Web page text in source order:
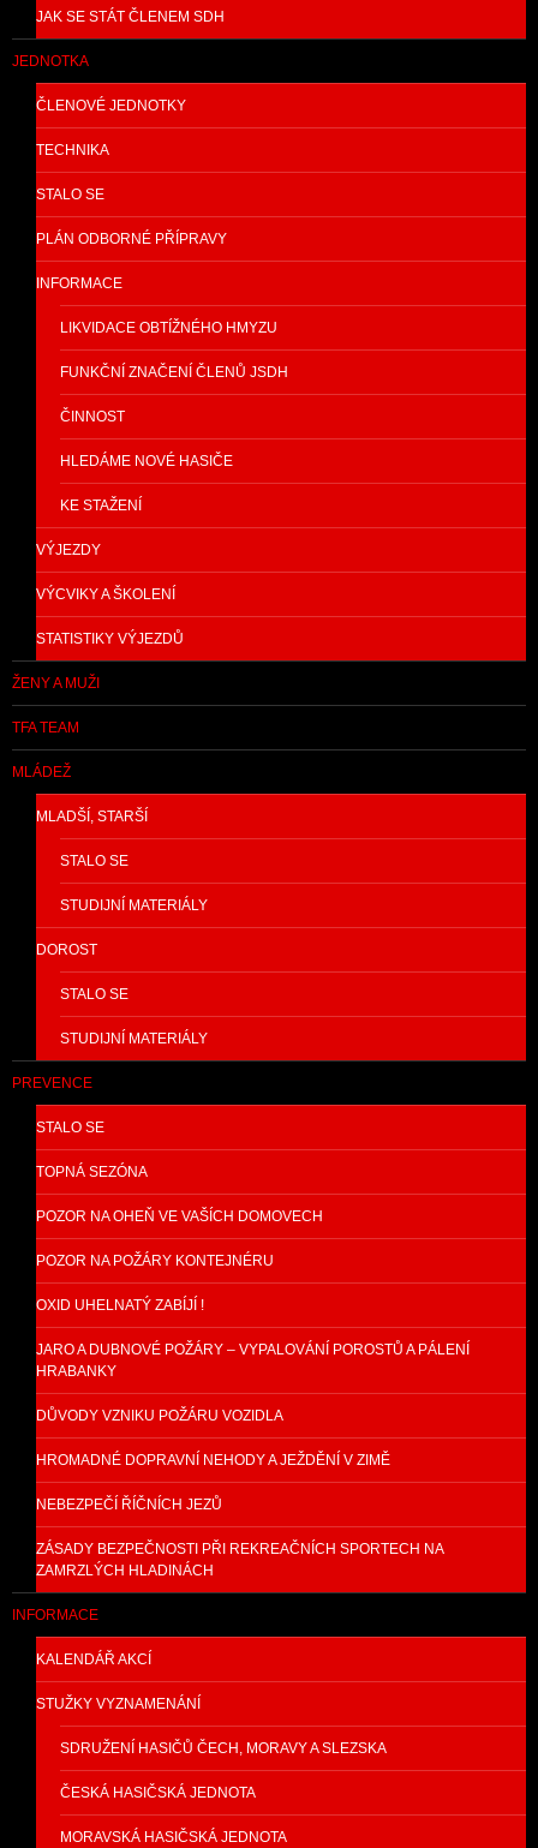
JAK SE STÁT ČLENEM SDH
JEDNOTKA
ČLENOVÉ JEDNOTKY
TECHNIKA
STALO SE
PLÁN ODBORNÉ PŘÍPRAVY
INFORMACE
LIKVIDACE OBTÍŽNÉHO HMYZU
FUNKČNÍ ZNAČENÍ ČLENŮ JSDH
ČINNOST
HLEDÁME NOVÉ HASIČE
KE STAŽENÍ
VÝJEZDY
VÝCVIKY A ŠKOLENÍ
STATISTIKY VÝJEZDŮ
ŽENY A MUŽI
TFA TEAM
MLÁDEŽ
MLADŠÍ, STARŠÍ
STALO SE
STUDIJNÍ MATERIÁLY
DOROST
STALO SE
STUDIJNÍ MATERIÁLY
PREVENCE
STALO SE
TOPNÁ SEZÓNA
POZOR NA OHEŇ VE VAŠÍCH DOMOVECH
POZOR NA POŽÁRY KONTEJNÉRU
OXID UHELNATÝ ZABÍJÍ !
JARO A DUBNOVÉ POŽÁRY – VYPALOVÁNÍ POROSTŮ A PÁLENÍ
HRABANKY
DŮVODY VZNIKU POŽÁRU VOZIDLA
HROMADNÉ DOPRAVNÍ NEHODY A JEŽDĚNÍ V ZIMĚ
NEBEZPEČÍ ŘÍČNÍCH JEZŮ
ZÁSADY BEZPEČNOSTI PŘI REKREAČNÍCH SPORTECH NA
ZAMRZLÝCH HLADINÁCH
INFORMACE
KALENDÁŘ AKCÍ
STUŽKY VYZNAMENÁNÍ
SDRUŽENÍ HASIČŮ ČECH, MORAVY A SLEZSKA
ČESKÁ HASIČSKÁ JEDNOTA
MORAVSKÁ HASIČSKÁ JEDNOTA